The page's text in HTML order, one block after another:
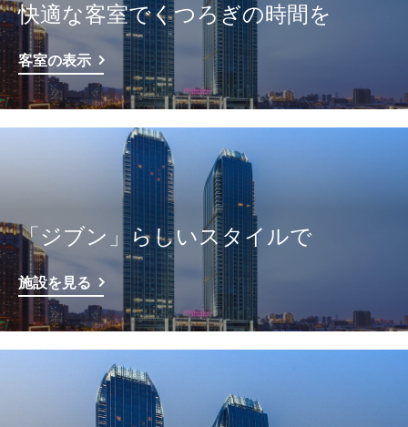
快適な客室でくつろぎの時間を
客室の表示
「ジブン」らしいスタイルで
施設を見る